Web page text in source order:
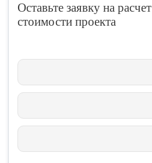
Оставьте заявку на расчет
стоимости проекта